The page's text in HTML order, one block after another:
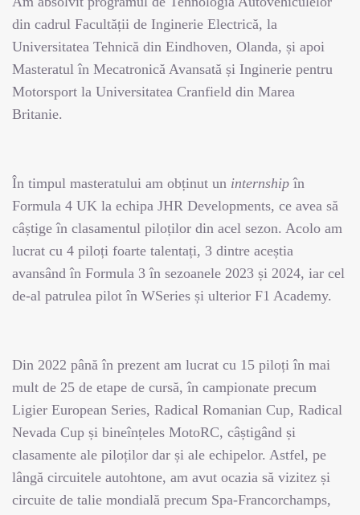
din cadrul Facultății de Inginerie Electrică, la
Universitatea Tehnică din Eindhoven, Olanda, și apoi
Masteratul în Mecatronică Avansată și Inginerie pentru
Motorsport la Universitatea Cranfield din Marea
Britanie.
În timpul masteratului am obținut un internship în
Formula 4 UK la echipa JHR Developments, ce avea să
câștige în clasamentul piloților din acel sezon. Acolo am
lucrat cu 4 piloți foarte talentați, 3 dintre aceștia
avansând în Formula 3 în sezoanele 2023 și 2024, iar cel
de-al patrulea pilot în WSeries și ulterior F1 Academy.
Din 2022 până în prezent am lucrat cu 15 piloți în mai
mult de 25 de etape de cursă, în campionate precum
Ligier European Series, Radical Romanian Cup, Radical
Nevada Cup și bineînțeles MotoRC, câștigând și
clasamente ale piloților dar și ale echipelor. Astfel, pe
lângă circuitele autohtone, am avut ocazia să vizitez și
circuite de talie mondială precum Spa-Francorchamps,